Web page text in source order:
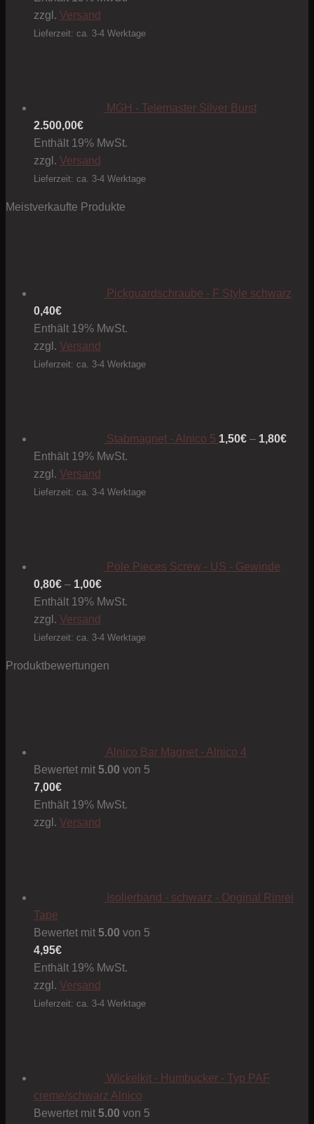
zzgl. Versand
Lieferzeit: ca. 3-4 Werktage
MGH - Telemaster Silver Burst
2.500,00€
Enthält 19% MwSt.
zzgl. Versand
Lieferzeit: ca. 3-4 Werktage
Meistverkaufte Produkte
Pickguardschraube - F Style schwarz
0,40€
Enthält 19% MwSt.
zzgl. Versand
Lieferzeit: ca. 3-4 Werktage
Stabmagnet - Alnico 5 1,50€ – 1,80€1,80€
Enthält 19% MwSt.
zzgl. Versand
Lieferzeit: ca. 3-4 Werktage
Pole Pieces Screw - US - Gewinde
0,80€ – 1,00€Preisspanne:
0,80€
1,00€
Enthält 19% MwSt.
zzgl. Versand
Lieferzeit: ca. 3-4 Werktage
Produktbewertungen
Alnico Bar Magnet - Alnico 4
Bewertet mit 5.00 von 5
7,00€
Enthält 19% MwSt.
zzgl. Versand
Isolierband - schwarz - Original Rinrei
Tape
Bewertet mit 5.00 von 5
4,95€
Enthält 19% MwSt.
zzgl. Versand
Lieferzeit: ca. 3-4 Werktage
Wickelkit - Humbucker - Typ PAF
creme/schwarz Alnico
Bewertet mit 5.00 von 5